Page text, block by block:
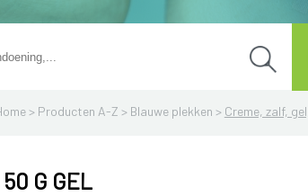
> Producten A-Z > Blauwe plekken > Creme, zalf,
G GEL